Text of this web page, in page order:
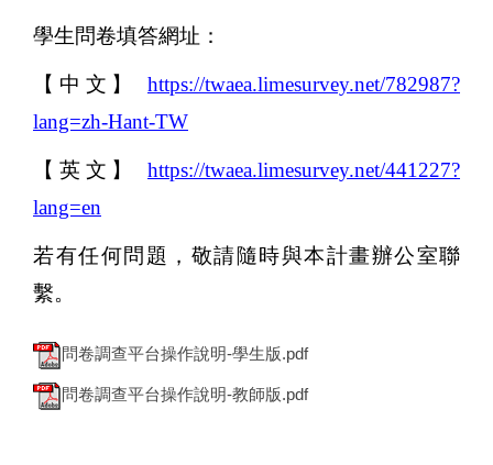
學生問卷填答網址：
【中文】
https://twaea.limesurvey.net/782987?
lang=zh-Hant-TW
【英文】
https://twaea.limesurvey.net/441227?
lang=en
若有任何問題，敬請隨時與本計畫辦公室聯
繫。
問卷調查平台操作說明-學生版.pdf
問卷調查平台操作說明-教師版.pdf